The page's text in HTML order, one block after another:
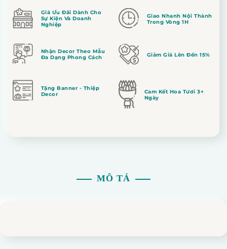
Giá Ưu Đãi Dành Cho
Sự Kiện Và Doanh
Nghiệp
Giao Nhanh Nội Thành
Trong Vòng 1H
Nhận Decor Theo Mẫu
Đa Dạng Phong Cách
Giảm Giá Lên Đến 15%
Tặng Banner - Thiệp
Decor
Cam Kết Hoa Tươi 3+
Ngày
MÔ TẢ